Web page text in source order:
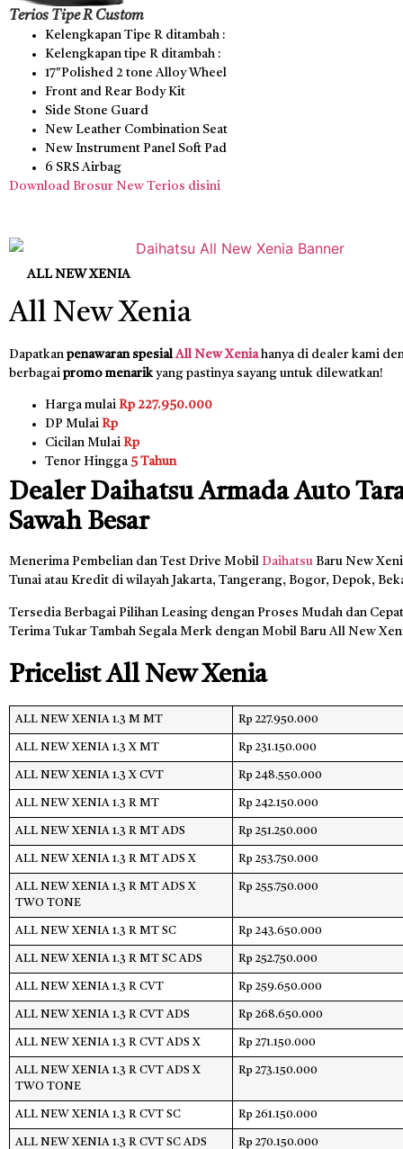
Terios Tipe R Custom
Kelengkapan Tipe R ditambah :
Kelengkapan tipe R ditambah :
17″Polished 2 tone Alloy Wheel
Front and Rear Body Kit
Side Stone Guard
New Leather Combination Seat
New Instrument Panel Soft Pad
6 SRS Airbag
Download Brosur New Terios disini
ALL NEW XENIA
All New Xenia
Dapatkan penawaran spesial All New Xeniahanya di dealer kami
berbagai promo menarik yang pastinya sayang untuk dilewatkan!
Harga mulai Rp 227.950.000
DP Mulai Rp
Cicilan Mulai Rp
Tenor Hingga 5 Tahun
Dealer Daihatsu Armada Auto
Sawah Besar
Menerima Pembelian dan Test Drive Mobil Daihatsu Baru New
Tunai atau Kredit di wilayah Jakarta, Tangerang, Bogor, Depok,
Tersedia Berbagai Pilihan Leasing dengan Proses Mudah dan
Terima Tukar Tambah Segala Merk dengan Mobil Baru All New
Pricelist All New Xenia
ALL NEW XENIA 1.3 M MT Rp 227.950.000
ALL NEW XENIA 1.3 X MT Rp 231.150.000
ALL NEW XENIA 1.3 X CVT Rp 248.550.000
ALL NEW XENIA 1.3 R MT Rp 242.150.000
ALL NEW XENIA 1.3 R MT ADS Rp 251.250.000
ALL NEW XENIA 1.3 R MT ADS X Rp 253.750.000
ALL NEW XENIA 1.3 R MT ADS X
TWO TONE
Rp 255.750.000
ALL NEW XENIA 1.3 R MT SC Rp 243.650.000
ALL NEW XENIA 1.3 R MT SC ADS Rp 252.750.000
ALL NEW XENIA 1.3 R CVT Rp 259.650.000
ALL NEW XENIA 1.3 R CVT ADS Rp 268.650.000
ALL NEW XENIA 1.3 R CVT ADS X Rp 271.150.000
ALL NEW XENIA 1.3 R CVT ADS X
TWO TONE
Rp 273.150.000
ALL NEW XENIA 1.3 R CVT SC Rp 261.150.000
ALL NEW XENIA 1.3 R CVT SC ADS Rp 270.150.000